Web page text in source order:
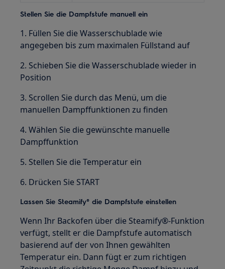
Stellen Sie die Dampfstufe manuell ein
1. Füllen Sie die Wasserschublade wie
angegeben bis zum maximalen Füllstand auf
2. Schieben Sie die Wasserschublade wieder in
Position
3. Scrollen Sie durch das Menü, um die
manuellen Dampffunktionen zu finden
4. Wählen Sie die gewünschte manuelle
Dampffunktion
5. Stellen Sie die Temperatur ein
6. Drücken Sie START
Lassen Sie Steamify® die Dampfstufe einstellen
Wenn Ihr Backofen über die Steamify®-Funktion
verfügt, stellt er die Dampfstufe automatisch
basierend auf der von Ihnen gewählten
Temperatur ein. Dann fügt er zum richtigen